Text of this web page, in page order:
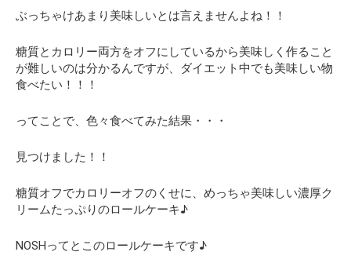
ぶっちゃけあまり美味しいとは言えませんよね！！
糖質とカロリー両方をオフにしているから美味しく作ること
が難しいのは分かるんですが、
ダイエット中でも美味しい物
食べたい！！！
ってことで、色々食べてみた結果・・・
見つけました！！
糖質オフでカロリーオフのくせに、めっちゃ美味しい濃厚ク
リームたっぷりのロールケーキ♪
NOSHってとこのロールケーキです♪